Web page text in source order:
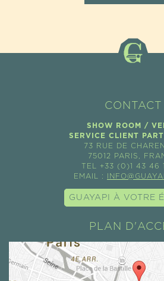
CONTACT
SHOW ROOM /
SERVICE CLIENT
73 RUE DE
75012 PARIS,
TEL +33 (0)1 43 46
EMAIL :
GUAYAPI À VOTRE
PLAN